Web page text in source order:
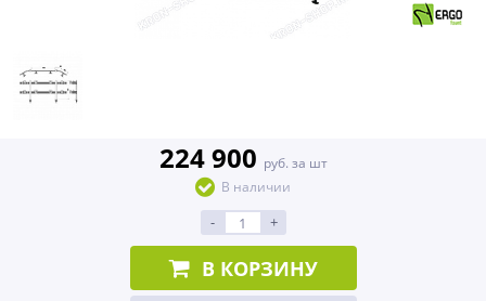
224 900 руб. за шт
В наличии
- +
В КОРЗИНУ